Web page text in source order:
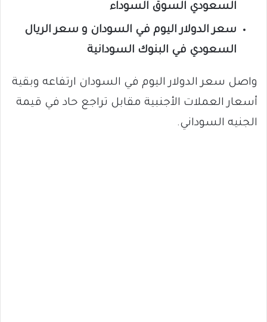
السعودي السوق السوداء
سعر الدولار اليوم في السودان و سعر الريال
السعودي في البنوك السودانية
واصل سعر الدولار اليوم في السودان ارتفاعه وبقية
أسعار العملات الأجنبية مقابل تراجع حاد في قيمة
الجنيه السوداني.